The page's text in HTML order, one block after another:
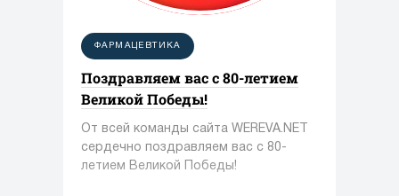
ФАРМАЦЕВТИКА
Поздравляем вас с 80-летием
Великой Победы!
От всей команды сайта WEREVA.NET
сердечно поздравляем вас с 80-
летием Великой Победы!